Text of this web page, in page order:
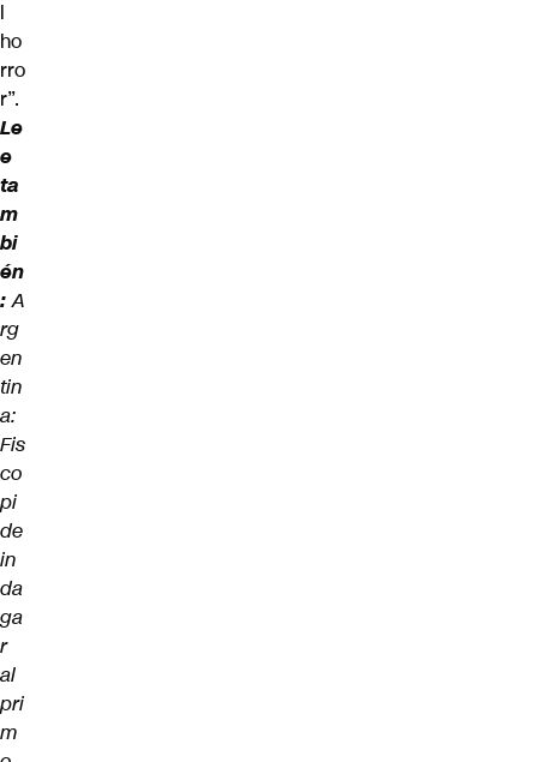
l
ho
rro
r”.
Le
e
ta
m
bi
én
:A
rg
en
tin
a:
Fis
co
pi
de
in
da
ga
r
al
pri
m